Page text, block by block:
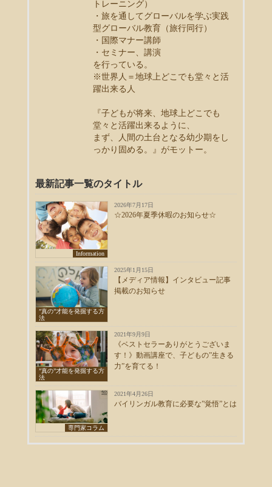
トレーニング）
・旅を通してグローバルを学ぶ実践
型グローバル教育（旅行同行）
・国際マナー講師
・セミナー、講演
を行っている。
※世界人＝地球上どこでも堂々と活
躍出来る人
『子どもが将来、地球上どこでも
堂々と活躍出来るように、
まず、人間の土台となる幼少期をし
っかり固める。』がモットー。
最新記事一覧のタイトル
Information
2026年7月17日
☆2026年夏季休暇のお知らせ☆
”真の”才能を発掘する方
法
2025年1月15日
【メディア情報】インタビュー記事
掲載のお知らせ
”真の”才能を発掘する方
法
2021年9月9日
《ベストセラーありがとうございま
す！》動画講座で、子どもの”生きる
力”を育てる！
専門家コラム
2021年4月26日
バイリンガル教育に必要な”覚悟”とは